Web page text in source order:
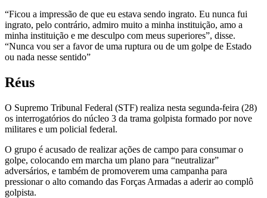
“Ficou a impressão de que eu estava sendo ingrato. Eu nunca fui
ingrato, pelo contrário, admiro muito a minha instituição, amo a
minha instituição e me desculpo com meus superiores”, disse.
“Nunca vou ser a favor de uma ruptura ou de um golpe de Estado
ou nada nesse sentido”
Réus
O Supremo Tribunal Federal (STF) realiza nesta segunda-feira (28)
os interrogatórios do núcleo 3 da trama golpista formado por nove
militares e um policial federal.
O grupo é acusado de realizar ações de campo para consumar o
golpe, colocando em marcha um plano para “neutralizar”
adversários, e também de promoverem uma campanha para
pressionar o alto comando das Forças Armadas a aderir ao complô
golpista.